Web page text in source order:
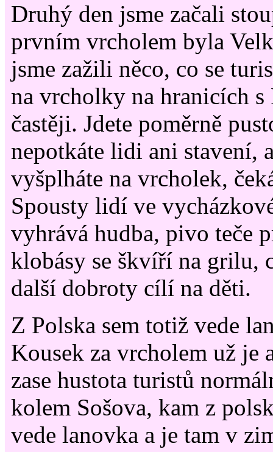
Druhý den jsme začali
prvním vrcholem byla
jsme zažili něco, co se
na vrcholky na hranicích s
častěji. Jdete poměrně
nepotkáte lidi ani stavení,
vyšplháte na vrcholek,
Spousty lidí ve
vyhrává hudba, pivo teče
klobásy se škvíří na grilu,
další dobroty cílí na děti.
Z Polska sem totiž vede
Kousek za vrcholem už je
zase hustota turistů
kolem Sošova, kam z
vede lanovka a je tam v